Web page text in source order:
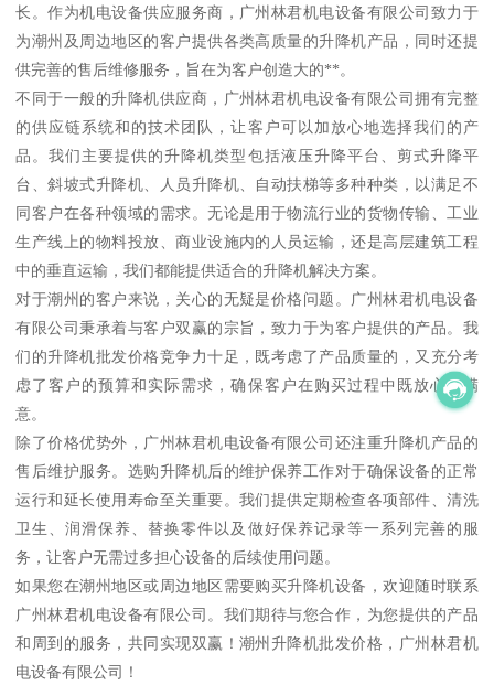
长。作为机电设备供应服务商，广州林君机电设备有限公司致力于
为潮州及周边地区的客户提供各类高质量的升降机产品，同时还提
供完善的售后维修服务，旨在为客户创造大的**。
不同于一般的升降机供应商，广州林君机电设备有限公司拥有完整
的供应链系统和的技术团队，让客户可以加放心地选择我们的产
品。我们主要提供的升降机类型包括液压升降平台、剪式升降平
台、斜坡式升降机、人员升降机、自动扶梯等多种种类，以满足不
同客户在各种领域的需求。无论是用于物流行业的货物传输、工业
生产线上的物料投放、商业设施内的人员运输，还是高层建筑工程
中的垂直运输，我们都能提供适合的升降机解决方案。
对于潮州的客户来说，关心的无疑是价格问题。广州林君机电设备
有限公司秉承着与客户双赢的宗旨，致力于为客户提供的产品。我
们的升降机批发价格竞争力十足，既考虑了产品质量的，又充分考
虑了客户的预算和实际需求，确保客户在购买过程中既放心又满
意。
除了价格优势外，广州林君机电设备有限公司还注重升降机产品的
售后维护服务。选购升降机后的维护保养工作对于确保设备的正常
运行和延长使用寿命至关重要。我们提供定期检查各项部件、清洗
卫生、润滑保养、替换零件以及做好保养记录等一系列完善的服
务，让客户无需过多担心设备的后续使用问题。
如果您在潮州地区或周边地区需要购买升降机设备，欢迎随时联系
广州林君机电设备有限公司。我们期待与您合作，为您提供的产品
和周到的服务，共同实现双赢！潮州升降机批发价格，广州林君机
电设备有限公司！